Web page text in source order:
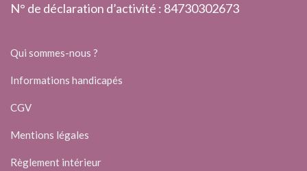
N° de déclaration d’activité : 84730302673
Qui sommes-nous ?
Informations handicapés
CGV
Mentions légales
Règlement intérieur